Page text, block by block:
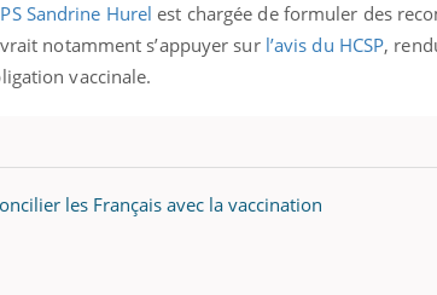
Sandrine Hurel est chargée de formuler des
notamment s’appuyer sur l’avis du HCSP,
vaccinale.
les Français avec la vaccination